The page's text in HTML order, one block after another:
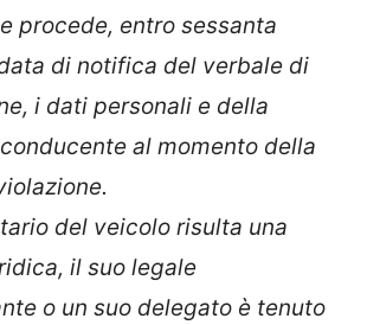
procede, entro sessanta
di notifica del verbale di
i dati personali e della
al momento della
del veicolo risulta una
il suo legale
o un suo delegato è tenuto